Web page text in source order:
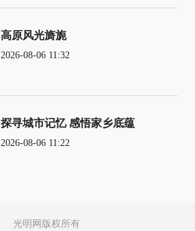
高原风光旖旎
2026-08-06 11:32
探寻城市记忆 感悟家乡底蕴
2026-08-06 11:22
光明网版权所有